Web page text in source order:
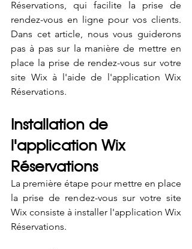
Réservations, qui facilite la prise de
rendez-vous en ligne pour vos clients.
Dans cet article, nous vous guiderons
pas à pas sur la manière de mettre en
place la prise de rendez-vous sur votre
site Wix à l'aide de l'application Wix
Réservations.
Installation de
l'application Wix
Réservations
La première étape pour mettre en place
la prise de rendez-vous sur votre site
Wix consiste à installer l'application Wix
Réservations.